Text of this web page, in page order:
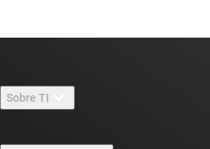
Sobre TI